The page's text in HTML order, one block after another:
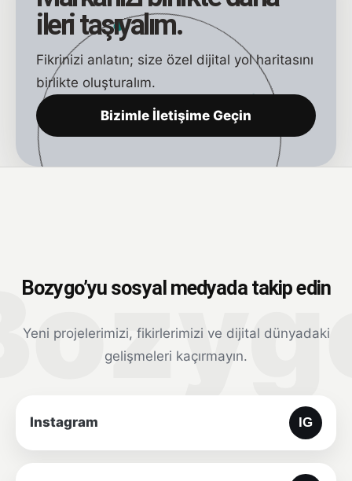
ileri taşıyalım.
Fikrinizi anlatın; size özel dijital yol haritasını
birlikte oluşturalım.
Bizimle İletişime Geçin
Bozygo’yu sosyal medyada takip edin
Yeni projelerimizi, fikirlerimizi ve dijital dünyadaki
gelişmeleri kaçırmayın.
Instagram